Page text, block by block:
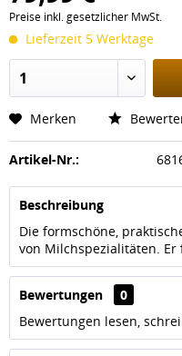
Preise inkl. gesetzlicher MwSt.
Lieferzeit 5 Werktage
Merken
Artikel-Nr.:
Beschreibung
Die formschöne,
von Milchspezialitäten. Er
Bewertungen
0
Bewertungen lesen,